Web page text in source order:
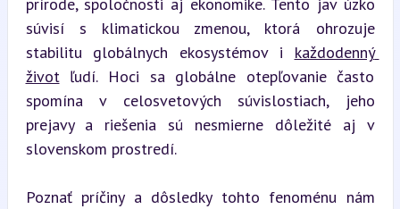
súvisí s klimatickou zmenou, ktorá ohrozuje
stabilitu globálnych ekosystémov i každodenný
život ľudí. Hoci sa globálne otepľovanie často
spomína v celosvetových súvislostiach, jeho
prejavy a riešenia sú nesmierne dôležité aj v
slovenskom prostredí.
Poznať príčiny a dôsledky tohto fenoménu nám